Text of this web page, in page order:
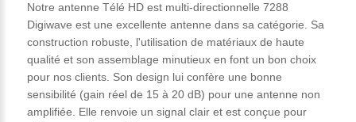
Notre antenne Télé HD est multi-directionnelle 7288
Digiwave est une excellente antenne dans sa catégorie. Sa
construction robuste, l'utilisation de matériaux de haute
qualité et son assemblage minutieux en font un bon choix
pour nos clients. Son design lui confère une bonne
sensibilité (gain réel de 15 à 20 dB) pour une antenne non
amplifiée. Elle renvoie un signal clair et est conçue pour